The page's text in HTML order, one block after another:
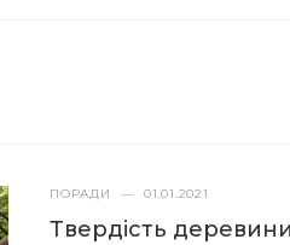
ПОРАДИ — 01.01.2021
Твердість